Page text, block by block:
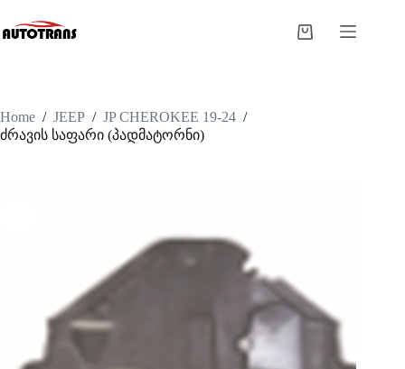
Home / JEEP / JP CHEROKEE 19-24 /
ძრავის საფარი (პადმატორნი)